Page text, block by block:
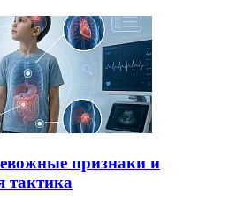
признаки и
тактика